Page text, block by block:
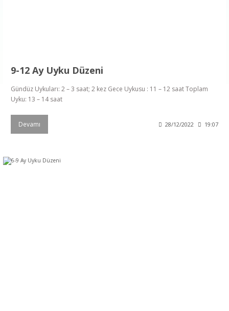
9-12 Ay Uyku Düzeni
Gündüz Uykuları: 2 – 3 saat; 2 kez Gece Uykusu : 11 – 12 saat Toplam
Uyku: 13 – 14 saat
Devamı 28/12/2022 19:07